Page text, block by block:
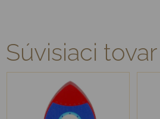
Súvisiaci tovar